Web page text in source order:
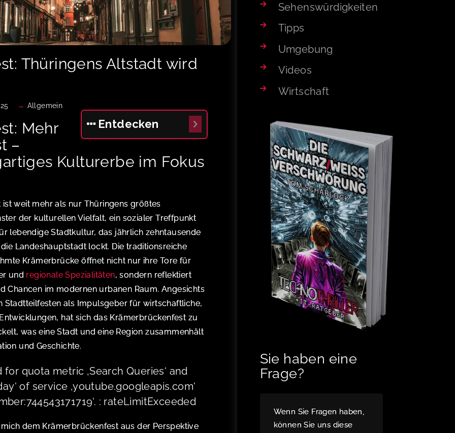
Thüringens Altstadt wird
Allgemein
Entdecken
Mehr
–
Kulturerbe im Fokus
weit mehr als nur Thüringens größtes
der kulturellen Vielfalt, ein sozialer Treffpunkt
lebendige Stadtkultur, das jährlich zehntausende
Landeshauptstadt lockt. Die traditionsreiche
Krämerbrücke öffnet nicht nur ihre Tore für
und regionale Spezialitäten, sondern reflektiert
Chancen im modernen urbanen Raum. Angesichts
Stadtteilfesten als Impulsgeber für wirtschaftliche,
hat sich das Krämerbrückenfest zu
was eine Stadt und eine Region zusammenhält
und Geschichte.
quota metric ‚Search Queries‘ and
of service ‚youtube.googleapis.com‘
: rateLimitExceeded
dem Krämerbrückenfest aus der Perspektive
Sehenswürdigkeiten
Tipps
Umgebung
Videos
Wirtschaft
Sie haben eine
Frage?
Wenn Sie Fragen haben,
können Sie uns diese